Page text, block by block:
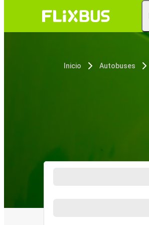
Inicio Autobuses